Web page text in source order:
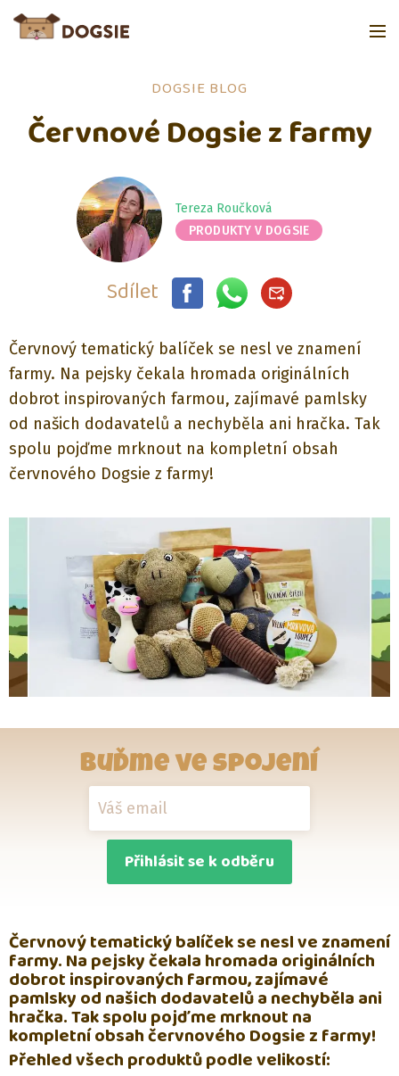
DOGSIE BLOG
Červnové Dogsie z farmy
Tereza Roučková
PRODUKTY V DOGSIE
Sdílet
Červnový tematický balíček se nesl ve znamení
farmy. Na pejsky čekala hromada originálních
dobrot inspirovaných farmou, zajímavé pamlsky
od našich dodavatelů a nechyběla ani hračka. Tak
spolu pojďme mrknout na kompletní obsah
červnového Dogsie z farmy!
Buďme ve spojení
Přihlásit se k odběru
Červnový tematický balíček se nesl ve znamení
farmy. Na pejsky čekala hromada originálních
dobrot inspirovaných farmou, zajímavé
pamlsky od našich dodavatelů a nechyběla ani
hračka. Tak spolu pojďme mrknout na
kompletní obsah červnového Dogsie z farmy!
Přehled všech produktů podle velikostí: